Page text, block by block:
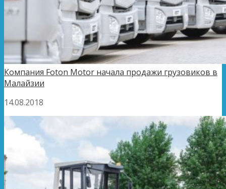
Компания Foton Motor начала продажи грузовиков в
Малайзии
14.08.2018